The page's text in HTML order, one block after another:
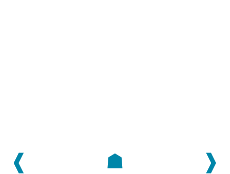
❰ ❱
☗